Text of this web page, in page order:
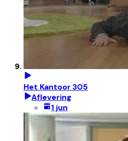
Het Kantoor 305
Aflevering
1 jun